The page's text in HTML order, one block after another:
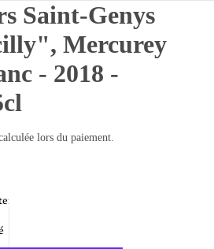
Saint-Genys
Mercurey
- 2018 -
lors du paiement.